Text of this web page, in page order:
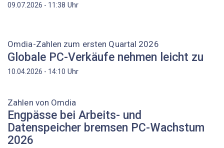
09.07.2026 - 11:38 Uhr
Omdia-Zahlen zum ersten Quartal 2026
Globale PC-Verkäufe nehmen leicht zu
10.04.2026 - 14:10 Uhr
Zahlen von Omdia
Engpässe bei Arbeits- und
Datenspeicher bremsen PC-Wachstum
2026